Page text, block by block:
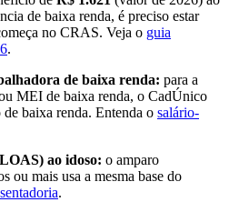
de baixa renda, é preciso estar
no CRAS. Veja o guia
.
de baixa renda: para a
MEI de baixa renda, o CadÚnico
baixa renda. Entenda o salário-
ao idoso: o amparo
ou mais usa a mesma base do
.